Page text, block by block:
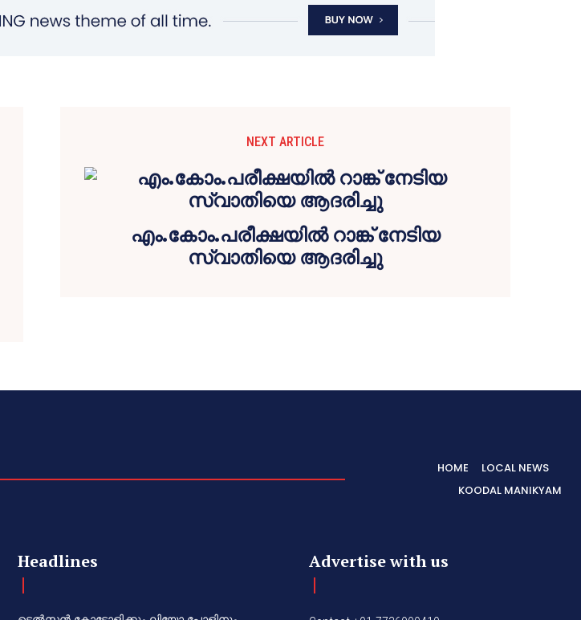
NEXT ARTICLE
എം.കോം.പരീക്ഷയിൽ റാങ്ക് നേടിയ
സ്വാതിയെ ആദരിച്ചു
HOME
LOCAL NEWS
KOODAL MANIKYAM
Headlines Advertise with us